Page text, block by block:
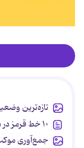
تازه‌ترین
۱۰ خط قرمز در دعوای همسران
جمع‌آوری